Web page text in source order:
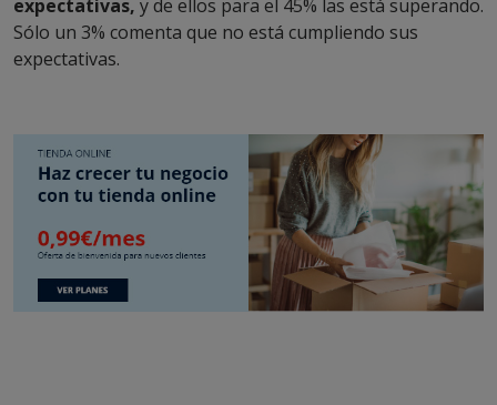
expectativas, y de ellos para el 45% las está superando.
Sólo un 3% comenta que no está cumpliendo sus
expectativas.